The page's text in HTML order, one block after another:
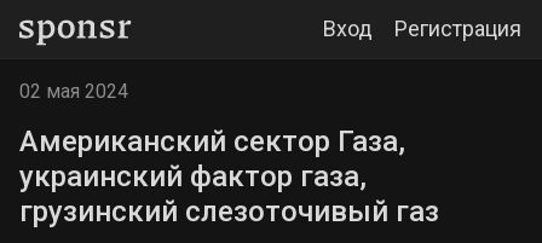
Вход Регистрация
02 мая 2024
Американский сектор Газа,
украинский фактор газа,
грузинский слезоточивый газ